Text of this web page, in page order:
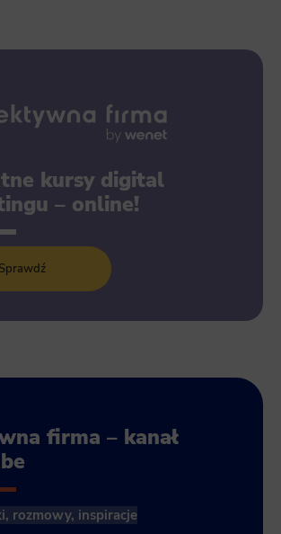
kursy digital
– online!
Sprawdź
firma – kanał
rozmowy, inspiracje